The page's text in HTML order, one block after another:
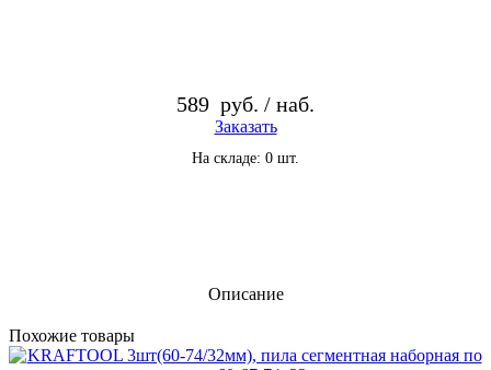
589 руб. / наб.
Заказать
На складе: 0 шт.
Описание
По­хо­жие то­ва­ры